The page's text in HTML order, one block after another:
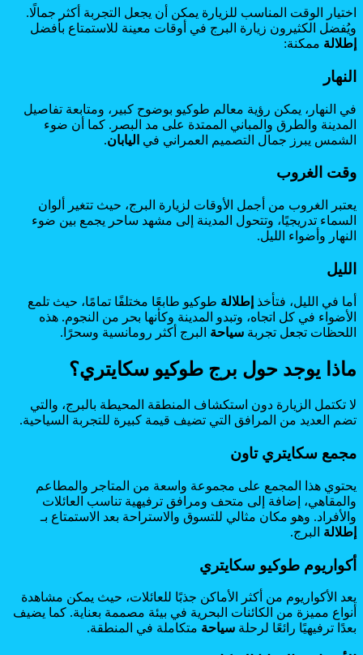
اختيار الوقت المناسب للزيارة يمكن أن يجعل التجربة أكثر جمالًا.
ويُفضل الكثيرون زيارة البرج في أوقات معينة للاستمتاع بأفضل
إطلالة ممكنة:
النهار
في النهار، يمكن رؤية معالم طوكيو بوضوح كبير، ومتابعة تفاصيل
المدينة والطرق والمباني الممتدة على مد البصر. كما أن ضوء
الشمس يبرز جمال التصميم العمراني في اليابان.
وقت الغروب
يعتبر الغروب من أجمل الأوقات لزيارة البرج، حيث تتغير ألوان
السماء تدريجيًا، وتتحول المدينة إلى مشهد ساحر يجمع بين ضوء
النهار وأضواء الليل.
الليل
أما في الليل، فتأخذ إطلالة طوكيو طابعًا مختلفًا تمامًا، حيث تلمع
الأضواء في كل اتجاه، وتبدو المدينة وكأنها بحر من النجوم. هذه
اللحظات تجعل تجربة سياحة البرج أكثر رومانسية وسحرًا.
ماذا يوجد حول برج طوكيو سكايتري؟
لا تكتمل الزيارة دون استكشاف المنطقة المحيطة بالبرج، والتي
تضم العديد من المرافق التي تضيف قيمة كبيرة للتجربة السياحية.
مجمع سكايتري تاون
يحتوي هذا المجمع على مجموعة واسعة من المتاجر والمطاعم
والمقاهي، إضافة إلى متحف ومرافق ترفيهية تناسب العائلات
والأفراد. وهو مكان مثالي للتسوق والاستراحة بعد الاستمتاع بـ
إطلالة البرج.
أكواريوم طوكيو سكايتري
يعد الأكواريوم من أكثر الأماكن جذبًا للعائلات، حيث يمكن مشاهدة
أنواع مميزة من الكائنات البحرية في بيئة مصممة بعناية. كما يضيف
بعدًا ترفيهيًا رائعًا لرحلة سياحة متكاملة في المنطقة.